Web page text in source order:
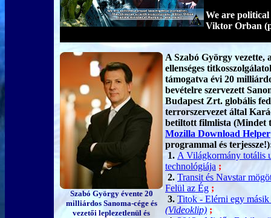
We are
Viktor Orban
Szabó György évente 20
milliárdos Sanoma-cége és
vezetői leplezetlenül és
A Szabó György vezette,
ellenséges
támogatva évi 20
bevételre szervezett
Budapest Zrt. globális
terrorszervezet által
betiltott filmlista (Mindet
Mozilla Download Helper
programmal és
1. A Világkormány totális
technológiája ;
2. Transit és Navstar
Felül az Ég ;
3. Titok - Elérni egy
(Videoklip) ;